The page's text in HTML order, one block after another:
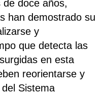
de doce años,
han demostrado su
y
que detecta las
en esta
reorientarse y
Sistema